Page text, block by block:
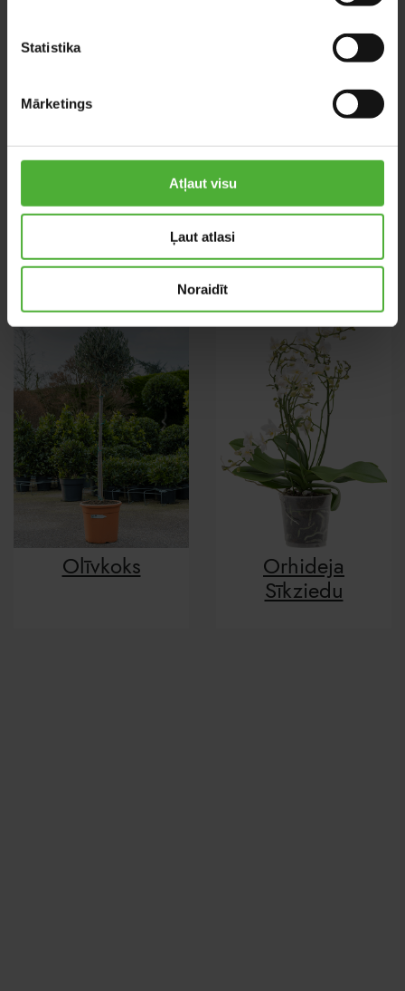
Statistika
Mārketings
Atļaut visu
Ļaut atlasi
Noraidīt
Tilandsija
Kalateja
Olīvkoks
Orhideja
Sīkziedu